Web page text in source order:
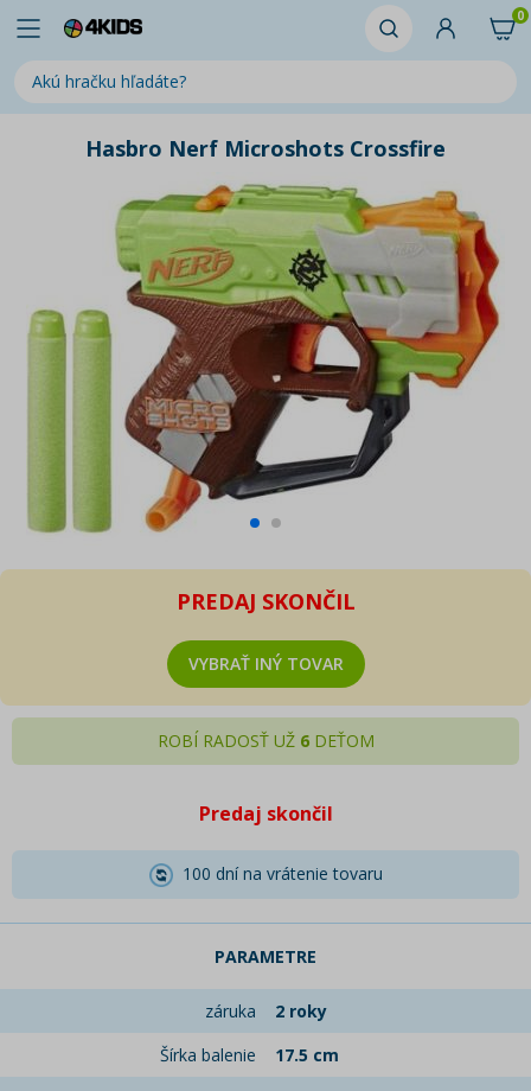
0
Hasbro Nerf Microshots Crossfire
PREDAJ SKONČIL
VYBRAŤ INÝ TOVAR
ROBÍ RADOSŤ UŽ 6DEŤOM
Predaj skončil
100 dní na vrátenie tovaru
PARAMETRE
záruka
2 roky
Šírka balenie
17.5 cm